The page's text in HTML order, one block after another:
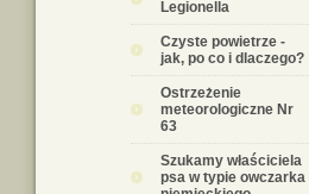
Legionella
Czyste powietrze -
jak, po co i dlaczego?
Ostrzeżenie
meteorologiczne Nr
63
Szukamy właściciela
psa w typie owczarka